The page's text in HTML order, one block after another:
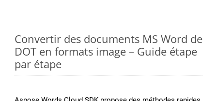
Convertir des documents MS Word de
DOT en formats image – Guide étape
par étape